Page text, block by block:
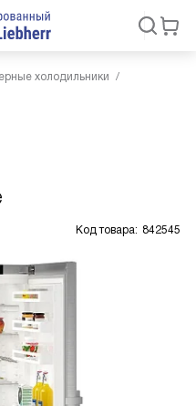
холодильники
Код товара: 842545